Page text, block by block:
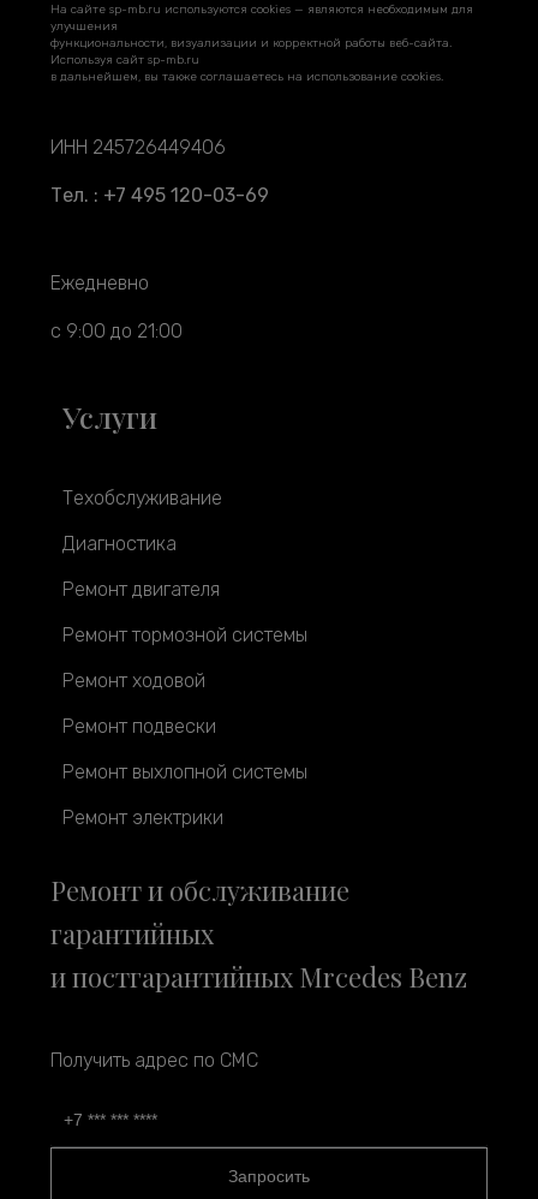
На сайте sp-mb.ru используются cookies — являются необходимым для
улучшения
функциональности, визуализации и корректной работы веб-сайта.
Используя сайт sp-mb.ru
в дальнейшем, вы также соглашаетесь на использование cookies.
ИНН 245726449406
Тел. : +7 495 120-03-69
Ежедневно
с 9:00 до 21:00
Услуги
Техобслуживание
Диагностика
Ремонт двигателя
Ремонт тормозной системы
Ремонт ходовой
Ремонт подвески
Ремонт выхлопной системы
Ремонт электрики
Ремонт и обслуживание
гарантийных
и постгарантийных Mrcedes Benz
Получить адрес по СМС
Запросить